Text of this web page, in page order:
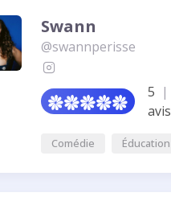
Swann
@swannperisse
5 |
avis
Comédie Éducation